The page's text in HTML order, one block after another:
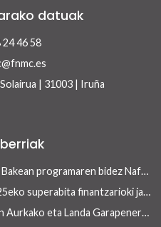
datuak
24 46 58
| 31003 | Iruña
NUKFk harrera egin die Oporrak Bakean programaren bidez Nafarroara uda igarotzera etorritako saharar haurrei
Nafarroako toki-erakundeek 2025eko superabita finantzarioki jasangarriak diren inbertsioak egiteko erabili ahalko dute 13/2026 Errege lege-dekretua onetsi ondoren
Aurkeztu dute Despopulazioaren Aurkako eta Landa Garapenerako Foru Legearen aurreproiektua